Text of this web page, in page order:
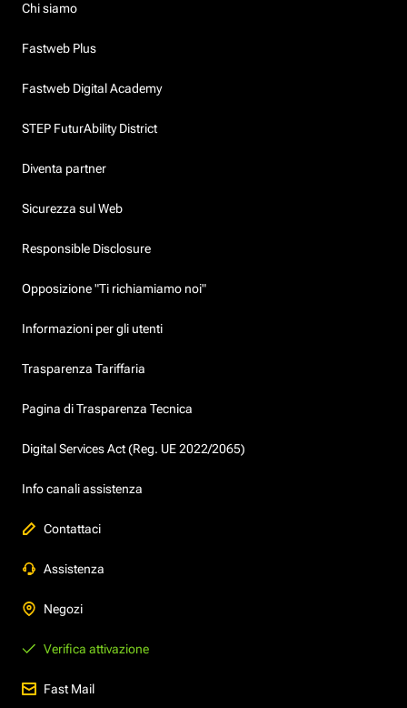
Chi siamo
Fastweb Plus
Fastweb Digital Academy
STEP FuturAbility District
Diventa partner
Sicurezza sul Web
Responsible Disclosure
Opposizione "Ti richiamiamo noi"
Informazioni per gli utenti
Trasparenza Tariffaria
Pagina di Trasparenza Tecnica
Digital Services Act (Reg. UE 2022/2065)
Info canali assistenza
Contattaci
Assistenza
Negozi
Verifica attivazione
Fast Mail